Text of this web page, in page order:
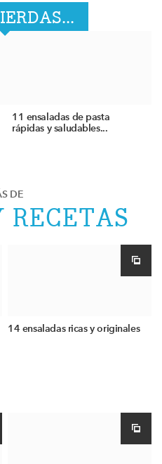
11 ensaladas de pasta
rápidas y saludables...
DE
RECETAS
14 ensaladas ricas y originales